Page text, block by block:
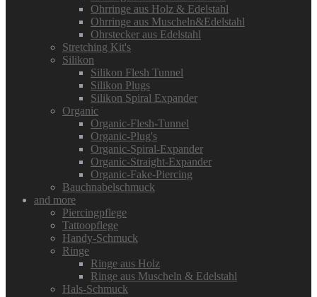
Ohrringe aus Holz & Edelstahl
Ohrringe aus Muscheln&Edelstahl
Ohrstecker aus Edelstahl
Stretching Kit's
Silikon
Silikon Flesh Tunnel
Silikon Plugs
Silikon Spiral Expander
Organic
Organic-Flesh-Tunnel
Organic-Plug's
Organic-Spiral-Expander
Organic-Straight-Expander
Organic-Fake-Piercing
Bauchnabelschmuck
and more
Piercingpflege
Tattoopflege
Handy-Schmuck
Ringe
Ringe aus Holz
Ringe aus Muscheln & Edelstahl
Hals-Schmuck